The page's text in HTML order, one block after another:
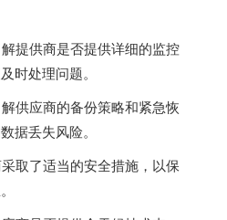
提供商是否提供详细的监控
时处理问题。
供应商的备份策略和紧急恢
据丢失风险。
取了适当的安全措施，以保